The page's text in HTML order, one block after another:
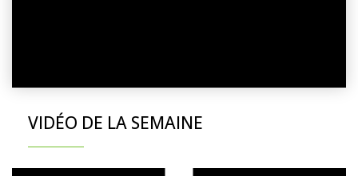
VIDÉO DE LA SEMAINE